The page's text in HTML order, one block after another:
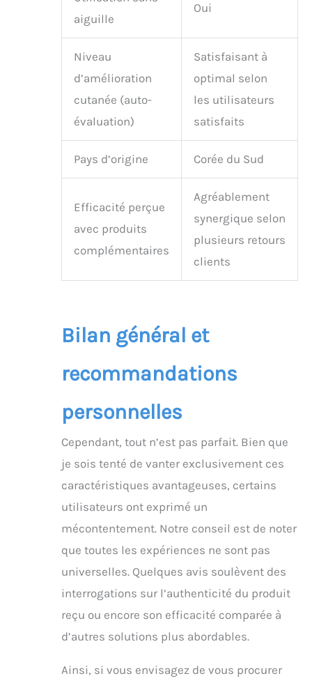
aiguille
Oui
Niveau
d’amélioration
cutanée (auto-
évaluation)
Satisfaisant à
optimal selon
les utilisateurs
satisfaits
Pays d’origine Corée du Sud
Efficacité perçue
avec produits
complémentaires
Agréablement
synergique selon
plusieurs retours
clients
Bilan général et
recommandations
personnelles
Cependant, tout n’est pas parfait. Bien que
je sois tenté de vanter exclusivement ces
caractéristiques avantageuses, certains
utilisateurs ont exprimé un
mécontentement. Notre conseil est de noter
que toutes les expériences ne sont pas
universelles. Quelques avis soulèvent des
interrogations sur l’authenticité du produit
reçu ou encore son efficacité comparée à
d’autres solutions plus abordables.
Ainsi, si vous envisagez de vous procurer